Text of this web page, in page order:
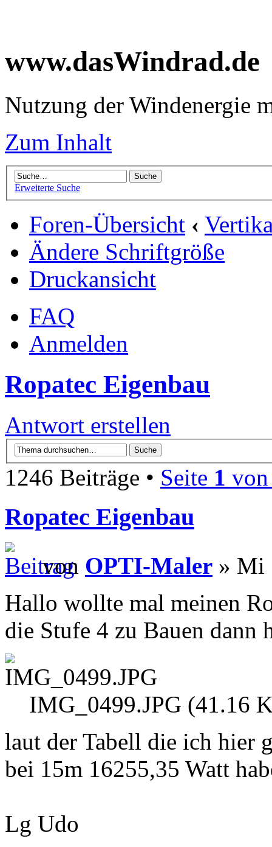
www.dasWindrad.de
Nutzung der Windenergie
Zum Inhalt
Erweiterte Suche
Foren-Übersicht ‹
Ändere Schriftgröße
Druckansicht
FAQ
Anmelden
Ropatec Eigenbau
Antwort erstellen
1246 Beiträge • Seite 1
Ropatec Eigenbau
von OPTI-Maler » Mi
Hallo wollte mal meinen
die Stufe 4 zu Bauen dann
IMG_0499.JPG (41.16
laut der Tabell die ich hier
bei 15m 16255,35 Watt
Lg Udo